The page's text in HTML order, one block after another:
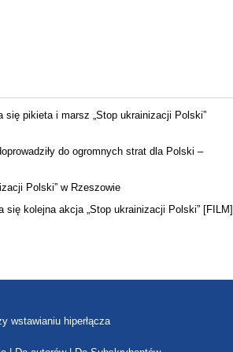
się pikieta i marsz „Stop ukrainizacji Polski”
do ogromnych strat dla Polski –
Polski” w Rzeszowie
się kolejna akcja „Stop ukrainizacji Polski” [FILM]
wstawianiu hiperłącza